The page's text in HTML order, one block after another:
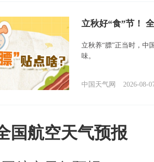
立秋好“食”节！
立秋养“膘”正当时，中
味。
中国天气网 2026-08-
国航空天气预报